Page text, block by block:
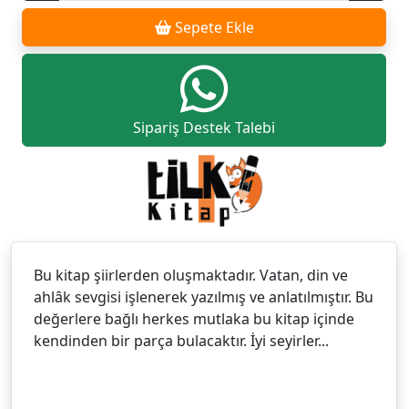
Sepete Ekle
Sipariş Destek Talebi
Bu kitap şiirlerden oluşmaktadır. Vatan, din ve
ahlâk sevgisi işlenerek yazılmış ve anlatılmıştır. Bu
değerlere bağlı herkes mutlaka bu kitap içinde
kendinden bir parça bulacaktır. İyi seyirler...